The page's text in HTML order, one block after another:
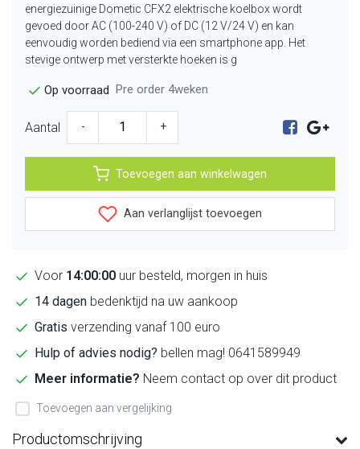
energiezuinige Dometic CFX2 elektrische koelbox wordt
gevoed door AC (100-240 V) of DC (12 V/24 V) en kan
eenvoudig worden bediend via een smartphone app. Het
stevige ontwerp met versterkte hoeken is g
Op voorraad Pre order 4weken
Aantal - +
Toevoegen aan winkelwagen
Aan verlanglijst toevoegen
Voor 14:00:00 uur besteld, morgen in huis
14 dagen bedenktijd na uw aankoop
Gratis verzending vanaf 100 euro
Hulp of advies nodig? bellen mag! 0641589949
Meer informatie? Neem contact op over dit product
Toevoegen aan vergelijking
Productomschrijving